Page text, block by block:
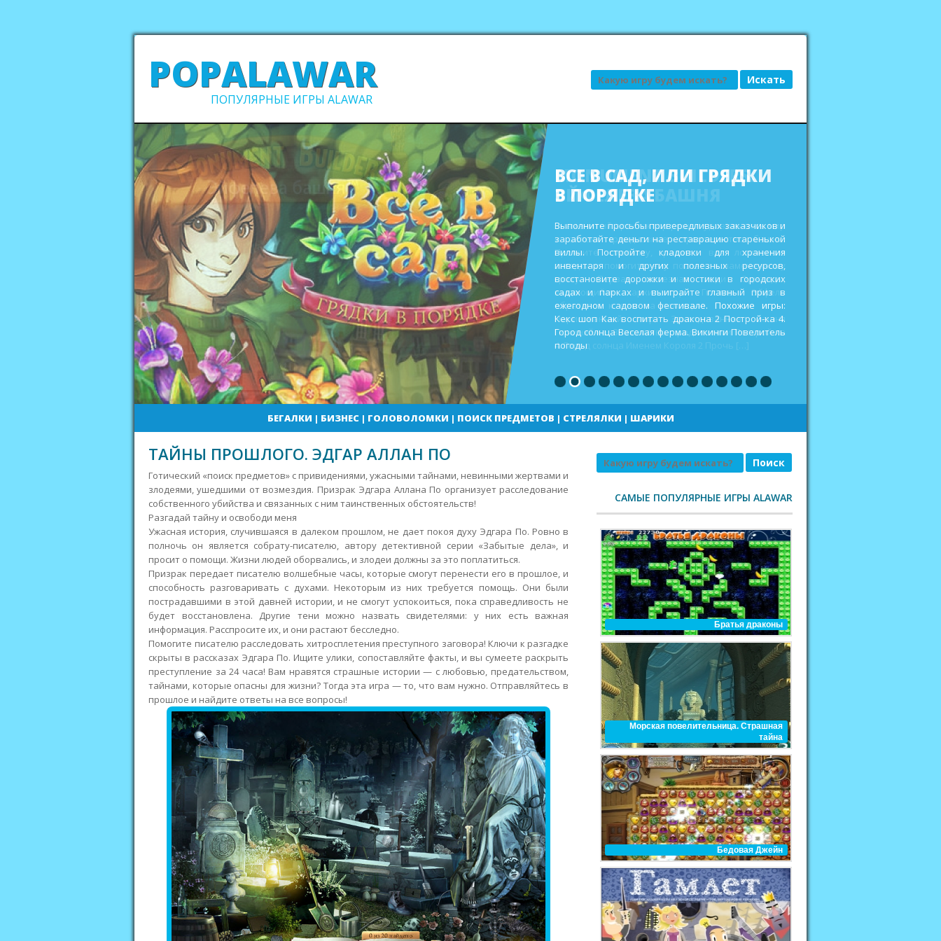
POPALAWAR
ПОПУЛЯРНЫЕ ИГРЫ ALAWAR
Поиск
ВСЕ В САД, ИЛИ ГРЯДКИ
В ПОРЯДКЕ
Выполните просьбы привередливых заказчиков и
заработайте деньги на реставрацию старенькой
виллы. Постройте кладовки для хранения
инвентаря и других полезных ресурсов,
восстановите дорожки и мостики в городских
садах и парках и выиграйте главный приз в
ежегодном садовом фестивале. Похожие игры:
Кекс шоп Как воспитать дракона 2 Построй-ка 4.
Город солнца Веселая ферма. Викинги Повелитель
погоды
БЕГАЛКИ | БИЗНЕС| ГОЛОВОЛОМКИ | ПОИСК ПРЕДМЕТОВ | СТРЕЛЯЛКИ | ШАРИКИ
ТАЙНЫ ПРОШЛОГО. ЭДГАР АЛЛАН ПО
Готический «поиск предметов» с привидениями, ужасными тайнами, невинными жертвами и
злодеями, ушедшими от возмездия. Призрак Эдгара Аллана По организует расследование
собственного убийства и связанных с ним таинственных обстоятельств!
Разгадай тайну и освободи меня
Ужасная история, случившаяся в далеком прошлом, не дает покоя духу Эдгара По. Ровно в
полночь он является собрату-писателю, автору детективной серии «Забытые дела», и
просит о помощи. Жизни людей оборвались, и злодеи должны за это поплатиться.
Призрак передает писателю волшебные часы, которые смогут перенести его в прошлое, и
способность разговаривать с духами. Некоторым из них требуется помощь. Они были
пострадавшими в этой давней истории, и не смогут успокоиться, пока справедливость не
будет восстановлена. Другие тени можно назвать свидетелями: у них есть важная
информация. Расспросите их, и они растают бесследно.
Помогите писателю расследовать хитросплетения преступного заговора! Ключи к разгадке
скрыты в рассказах Эдгара По. Ищите улики, сопоставляйте факты, и вы сумеете раскрыть
преступление за 24 часа! Вам нравятся страшные истории — с любовью, предательством,
тайнами, которые опасны для жизни? Тогда эта игра — то, что вам нужно. Отправляйтесь в
прошлое и найдите ответы на все вопросы!
Поиск
САМЫЕ ПОПУЛЯРНЫЕ ИГРЫ ALAWAR
Братья драконы
Морская повелительница. Страшная
тайна
Бедовая Джейн